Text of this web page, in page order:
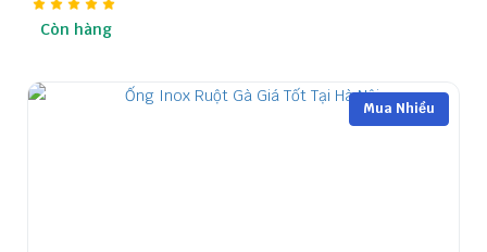
Còn hàng
Mua Nhiều